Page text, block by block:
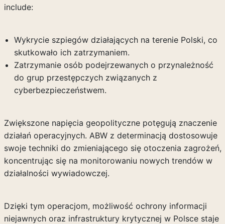
include:
Wykrycie szpiegów działających na terenie Polski, co
skutkowało ich zatrzymaniem.
Zatrzymanie osób podejrzewanych o przynależność
do grup przestępczych związanych z
cyberbezpieczeństwem.
Zwiększone napięcia geopolityczne potęgują znaczenie
działań operacyjnych. ABW z determinacją dostosowuje
swoje techniki do zmieniającego się otoczenia zagrożeń,
koncentrując się na monitorowaniu nowych trendów w
działalności wywiadowczej.
Dzięki tym operacjom, możliwość ochrony informacji
niejawnych oraz infrastruktury krytycznej w Polsce staje